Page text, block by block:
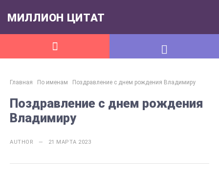
МИЛЛИОН ЦИТАТ
Главная По именам Поздравление с днем рождения Владимиру
Поздравление с днем рождения
Владимиру
AUTHOR — 21 МАРТА 2023